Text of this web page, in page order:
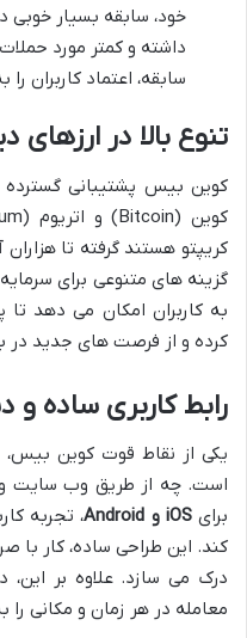
خود، سابقه بسیار خوبی
داشته و کمتر مورد
سابقه، اعتماد کاربران
تنوع بالا در ارزهای
کوین بیس پشتیبانی گسترده
کریپتو هستند گرفته تا
گزینه های متنوعی برای
به کاربران امکان می دهد تا
کرده و از فرصت های جدید در
رابط کاربری ساده و
یکی از نقاط قوت کوین بیس،
است. چه از طریق وب سایت و
برایiOS و Android
، تجربه
کند. این طراحی ساده، کار با
معامله در هر زمان و مکانی را